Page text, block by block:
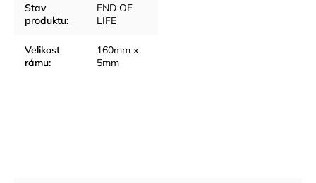
Stav
produktu:
END OF
LIFE
Velikost
rámu:
160mm x
5mm